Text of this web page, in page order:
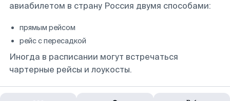
авиабилетом в страну Россия двумя способами:
прямым рейсом
рейс с пересадкой
Иногда в расписании могут встречаться
чартерные рейсы и лоукосты.